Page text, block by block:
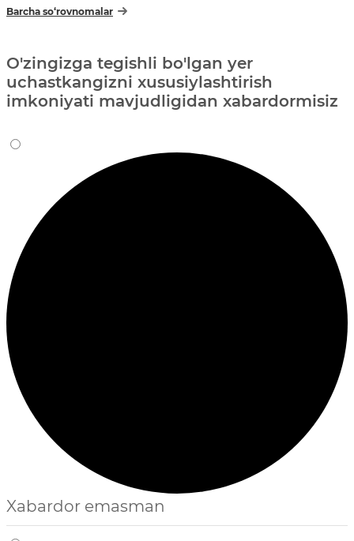
Barcha so‘rovnomalar
O'zingizga tegishli bo'lgan yer
uchastkangizni xususiylashtirish
imkoniyati mavjudligidan xabardormisiz
Xabardor emasman